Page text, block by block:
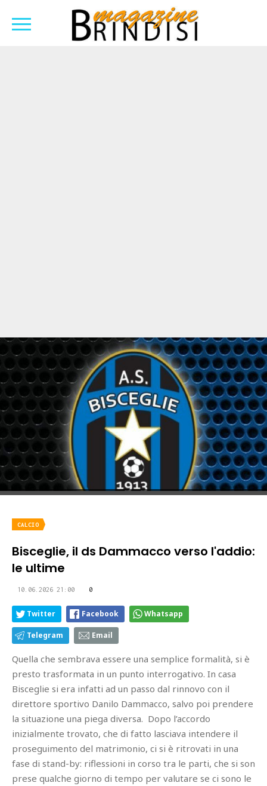
CALCIO
Bisceglie, il ds Dammacco verso l'addio:
le ultime
10.06.2026 21:00 0
Twitter Facebook Whatsapp
Telegram Email
Quella che sembrava essere una semplice formalità, si è
presto trasformata in un punto interrogativo. In casa
Bisceglie si era infatti ad un passo dal rinnovo con il
direttore sportivo Danilo Dammacco, salvo poi prendere
la situazione una piega diversa. Dopo l’accordo
inizialmente trovato, che di fatto lasciava intendere il
proseguimento del matrimonio, ci si è ritrovati in una
fase di stand-by: riflessioni in corso tra le parti, che si son
prese qualche giorno di tempo per valutare se ci sono le